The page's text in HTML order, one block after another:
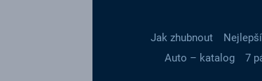
Jak zhubnout
Auto – katalog
7